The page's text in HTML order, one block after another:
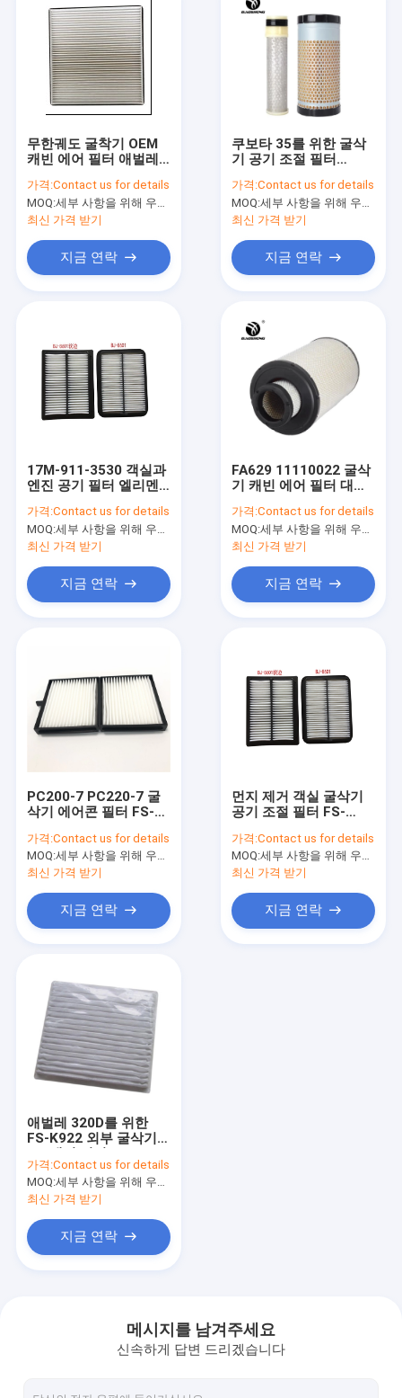
회사 소개
공장 투어
뉴스
Blog
굴삭기 공기 정화 필터
굴삭기 연료 필터
작동유 환류 필터
작동유 흡입필터
수력 파일럿 필터
고압 필터 엘리멘트
대형 화물차 필터
적재기 필터
오우 밀봉 링
손 윤화유 주입기
무한궤도 굴착기 OEM
캐빈 에어 필터 애벌레
가격:Contact us for details
MOQ:세부 사항을 위해 우리와 연락하세요
최신 가격 받기
지금 연락
쿠보타 35를 위한 굴삭
기 공기 조절 필터
를 터세요
가격:Contact us for details
MOQ:세부 사항을 위해 우리와 연락하세요
최신 가격 받기
지금 연락
17M-911-3530 객실과
엔진 공기 필터 엘리멘
가격:Contact us for details
MOQ:세부 사항을 위해 우리와 연락하세요
최신 가격 받기
지금 연락
FA629 11110022 굴삭
기 캐빈 에어 필터 대체
가격:Contact us for details
MOQ:세부 사항을 위해 우리와 연락하세요
최신 가격 받기
지금 연락
PC200-7 PC220-7 굴
삭기 에어콘 필터 FS-
터
가격:Contact us for details
MOQ:세부 사항을 위해 우리와 연락하세요
최신 가격 받기
지금 연락
먼지 제거 객실 굴삭기
공기 조절 필터 FS-
가격:Contact us for details
MOQ:세부 사항을 위해 우리와 연락하세요
최신 가격 받기
지금 연락
애벌레 320D를 위한
FS-K922 외부 굴삭기
가격:Contact us for details
MOQ:세부 사항을 위해 우리와 연락하세요
최신 가격 받기
지금 연락
메시지를 남겨주세요
신속하게 답변 드리겠습니다